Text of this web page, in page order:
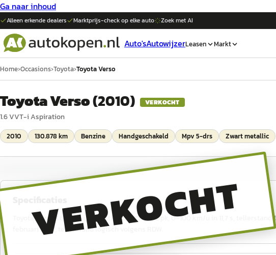
Ga naar inhoud
Alleen erkende dealers Marktprijs-check op elkeauto Zoek met AI
Auto'sAutowijzerLeasen Markt
Home›Occasions›Toyota›Toyota Verso
Toyota Verso(2010) VERKOCHT
1.6 VVT-i Aspiration
2010 130.878 km Benzine Handgeschakeld Mpv 5-drs Zwart metallic
VERKOCHT
Toyota Verso 1.6 VVT-i Aspiration uit 2010, 132 pk, 0–100 km/u in 11,7 s,
februari 2027, tellerstand logisch volgens RDW.